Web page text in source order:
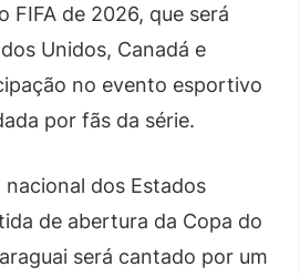
FIFA de 2026, que será
Unidos, Canadá e
no evento esportivo
por fãs da série.
dos Estados
de abertura da Copa do
será cantado por um